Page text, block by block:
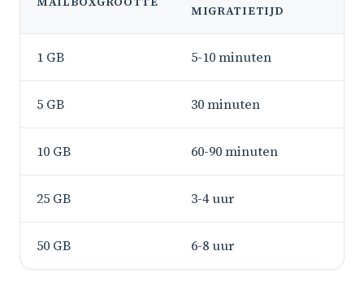
MIGRATIETIJD
1 GB 5-10 minuten
5 GB 30 minuten
10 GB 60-90 minuten
25 GB 3-4 uur
50 GB 6-8 uur